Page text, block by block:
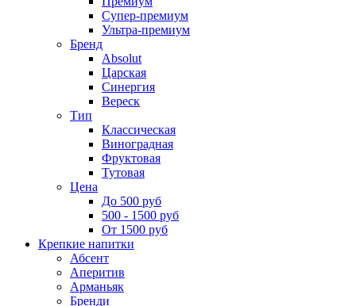
Супер-премиум
Ультра-премиум
Бренд
Absolut
Царская
Синергия
Вереск
Тип
Классическая
Виноградная
Фруктовая
Тутовая
Цена
До 500 руб
500 - 1500 руб
От 1500 руб
Крепкие напитки
Абсент
Аперитив
Арманьяк
Бренди